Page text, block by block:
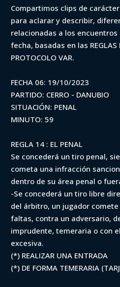
VAR - Clausura
Danubio (min. 59)
Iniciá sesión para ver
Compartimos clips de
para aclarar y describir,
relacionadas a los
fecha, basadas en las REGLAS
PROTOCOLO VAR.
FECHA 06: 19/10/2023
PARTIDO: CERRO - DANUBIO
SITUACIÓN: PENAL
MINUTO: 59
REGLA 14 : EL PENAL
Se concederá un tiro penal,
cometa una infracción
dentro de su área penal o
-Se concederá un tiro libre
del árbitro, un jugador
faltas, contra un adversario,
imprudente, temeraria o con
excesiva.
(*) REALIZAR UNA ENTRADA
(*) DE FORMA TEMERARIA